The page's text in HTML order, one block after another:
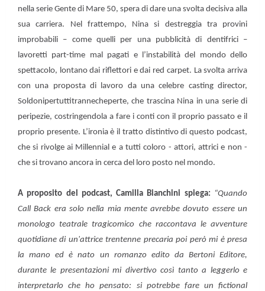
nella serie Gente di Mare 50, spera di dare una svolta decisiva alla
sua carriera. Nel frattempo, Nina si destreggia tra provini
improbabili – come quelli per una pubblicità di dentifrici –
lavoretti part-time mal pagati e l’instabilità del mondo dello
spettacolo, lontano dai riflettori e dai red carpet. La svolta arriva
con una proposta di lavoro da una celebre casting director,
Soldonipertuttitrannecheperte, che trascina Nina in una serie di
peripezie, costringendola a fare i conti con il proprio passato e il
proprio presente. L’ironia è il tratto distintivo di questo podcast,
che si rivolge ai Millennial e a tutti coloro - attori, attrici e non -
che si trovano ancora in cerca del loro posto nel mondo.
A proposito del podcast, Camilla Bianchini spiega: “Quando
Call Back era solo nella mia mente avrebbe dovuto essere un
monologo teatrale tragicomico che raccontava le avventure
quotidiane di un'attrice trentenne precaria poi però mi è presa
la mano ed è nato un romanzo edito da Bertoni Editore,
durante le presentazioni mi divertivo così tanto a leggerlo e
interpretarlo che ho pensato: si potrebbe fare un fictional